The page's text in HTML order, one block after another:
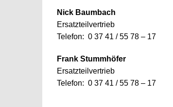
Nick Baumbach
Ersatzteilvertrieb
Telefon: 0 37 41 / 55 78 – 17
Frank Stummhöfer
Ersatzteilvertrieb
Telefon: 0 37 41 / 55 78 – 17